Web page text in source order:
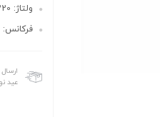
ولتاژ: 220 ولت
فرکانس: 50 هرتز
ارسال
عید